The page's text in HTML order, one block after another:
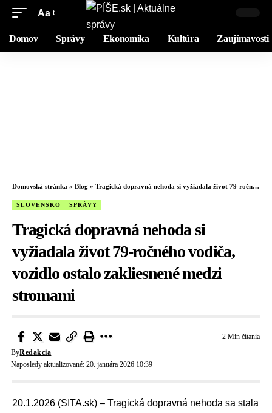
Aa
Domov Správy Ekonomika Kultúra Zaujímavosti
Domovská stránka » Blog » Tragická dopravná nehoda si vyžiadala život 79-ročného vodiča, vozidlo ostalo zakliesnené medzi stromami
SLOVENSKO SPRÁVY
Tragická dopravná nehoda si
vyžiadala život 79-ročného vodiča,
vozidlo ostalo zakliesnené medzi
stromami
Naposledy aktualizované: 20. januára 2026 10:39
ByRedakcia
2 Min čítania
20.1.2026 (SITA.sk) – Tragická dopravná nehoda sa stala